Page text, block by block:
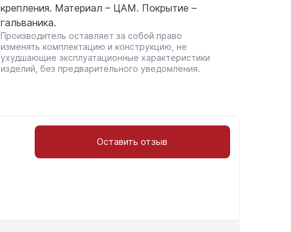
крепления. Материал – ЦАМ. Покрытие –
гальваника.
Производитель оставляет за собой право
изменять комплектацию и конструкцию, не
ухудшающие эксплуатационные характеристики
изделий, без предварительного уведомления.
Оставить отзыв